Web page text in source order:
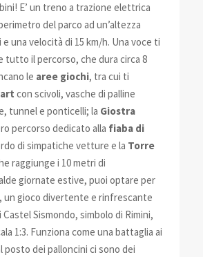
E’ un treno a trazione elettrica
del parco ad un’altezza
e una velocità di 15 km/h. Una voce ti
tutto il percorso, che dura circa 8
le aree giochi, tra cui ti
con scivoli, vasche di palline
tunnel e ponticelli; la Giostra
percorso dedicato alla fiaba di
di simpatiche vetture e la Torre
raggiunge i 10 metri di
giornate estive, puoi optare per
un gioco divertente e rinfrescante
Sismondo, simbolo di Rimini,
1:3. Funziona come una battaglia ai
posto dei palloncini ci sono dei